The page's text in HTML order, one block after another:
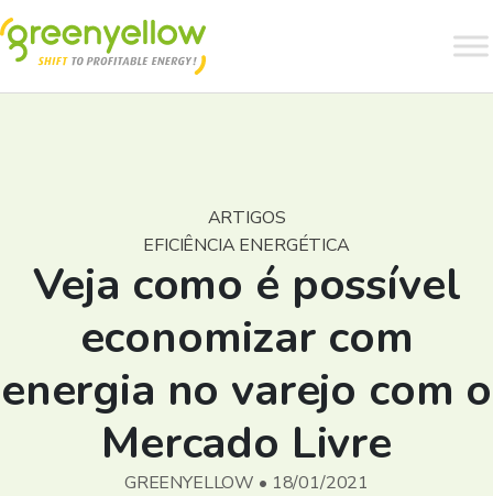
ARTIGOS
EFICIÊNCIA ENERGÉTICA
Veja como é possível
economizar com
energia no varejo com o
Mercado Livre
GREENYELLOW • 18/01/2021